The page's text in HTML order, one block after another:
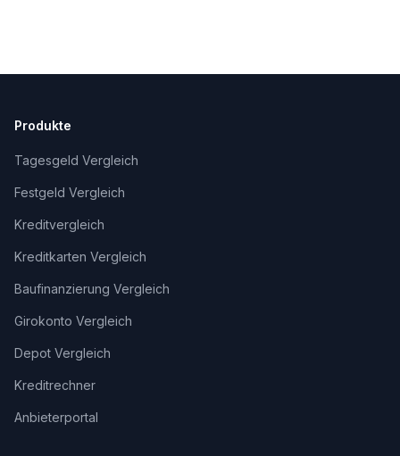
Produkte
Tagesgeld Vergleich
Festgeld Vergleich
Kreditvergleich
Kreditkarten Vergleich
Baufinanzierung Vergleich
Girokonto Vergleich
Depot Vergleich
Kreditrechner
Anbieterportal